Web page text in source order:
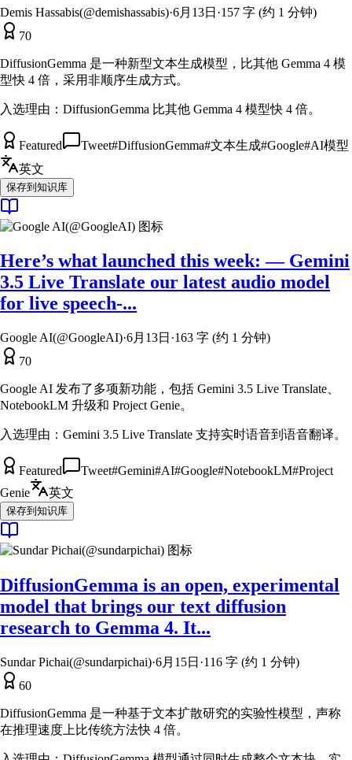
Demis Hassabis(@demishassabis)·6月13日 ·157 字 (约 1 分钟)
70
DiffusionGemma 是一种新型文本生成模型，比其他 Gemma 4 模
型快 4 倍，采用非顺序生成方式。
入选理由： DiffusionGemma 比其他 Gemma 4 模型快 4 倍。
Featured Tweet#DiffusionGemma#文本生成#Google#AI模型
英文
保存到知识库
Here’s what launched this week: — Gemini
3.5 Live Translate our latest audio model
for live speech-...
Google AI(@GoogleAI)·6月13日 ·163 字 (约 1 分钟)
70
Google AI 发布了多项新功能，包括 Gemini 3.5 Live Translate、
NotebookLM 升级和 Project Genie。
入选理由： Gemini 3.5 Live Translate 支持实时语音到语音翻译。
Featured Tweet#Gemini#AI#Google#NotebookLM#Project
Genie
英文
保存到知识库
DiffusionGemma is an open, experimental
model that brings our text diffusion
research to Gemma 4. It...
Sundar Pichai(@sundarpichai)·6月15日 ·116 字 (约 1 分钟)
60
DiffusionGemma 是一种基于文本扩散研究的实验性模型，声称
在推理速度上比传统方法快 4 倍。